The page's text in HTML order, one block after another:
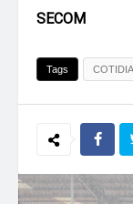
SECOM
Tags